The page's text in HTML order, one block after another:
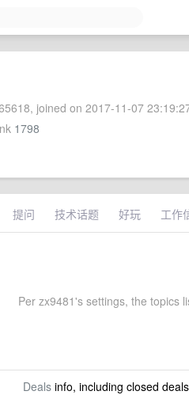
joined on 2017-11-07
1798
提问 技术话题 好玩 工作
Per zx9481's settings, the topics
Dealsinfo, including closed